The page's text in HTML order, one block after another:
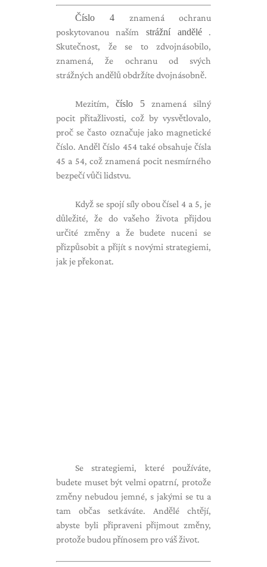
Číslo 4 znamená ochranu
poskytovanou naším strážní andělé.
Skutečnost, že se to zdvojnásobilo,
znamená, že ochranu od svých
strážných andělů obdržíte dvojnásobně.
Mezitím, číslo 5 znamená silný
pocit přitažlivosti, což by vysvětlovalo,
proč se často označuje jako magnetické
číslo. Anděl číslo 454 také obsahuje čísla
45 a 54, což znamená pocit nesmírného
bezpečí vůči lidstvu.
Když se spojí síly obou čísel 4 a 5, je
důležité, že do vašeho života přijdou
určité změny a že budete nuceni se
přizpůsobit a přijít s novými strategiemi,
jak je překonat.
Se strategiemi, které používáte,
budete muset být velmi opatrní, protože
změny nebudou jemné, s jakými se tu a
tam občas setkáváte. Andělé chtějí,
abyste byli připraveni přijmout změny,
protože budou přínosem pro váš život.